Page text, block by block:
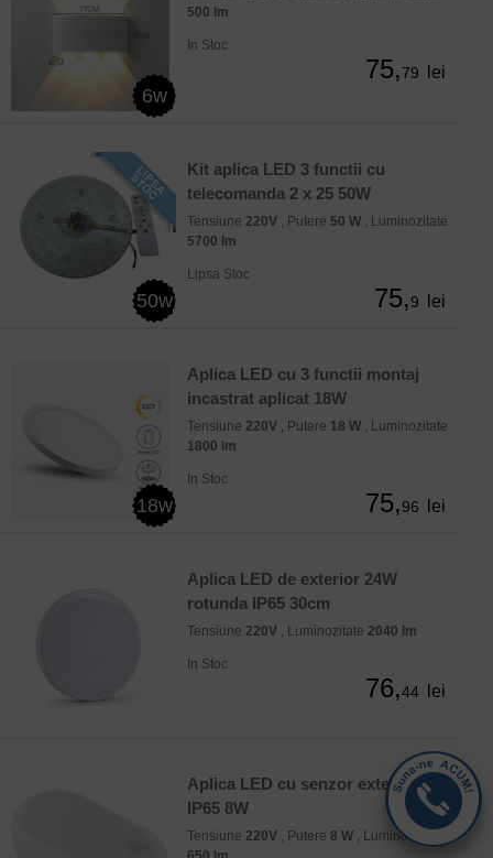
6w
500 lm
In Stoc
75,79 lei
50w
Kit aplica LED 3 functii cu
telecomanda 2 x 25 50W
Tensiune 220V , Putere 50 W , Luminozitate
5700 lm
Lipsa Stoc
75,9 lei
18w
Aplica LED cu 3 functii montaj
incastrat aplicat 18W
Tensiune 220V , Putere 18 W , Luminozitate
1800 lm
In Stoc
75,96 lei
Aplica LED de exterior 24W
rotunda IP65 30cm
Tensiune 220V , Luminozitate 2040 lm
In Stoc
76,44 lei
Aplica LED cu senzor exterior
IP65 8W
Tensiune 220V , Putere 8 W , Luminozitate